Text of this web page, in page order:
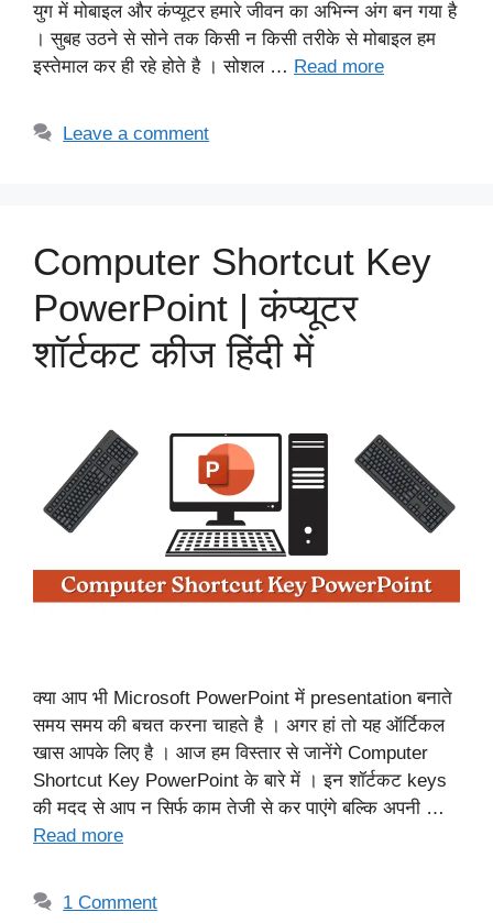
युग में मोबाइल और कंप्यूटर हमारे जीवन का अभिन्न अंग बन गया है
। सुबह उठने से सोने तक किसी न किसी तरीके से मोबाइल हम
इस्तेमाल कर ही रहे होते है । सोशल … Read more
Leave a comment
Computer Shortcut Key
PowerPoint | कंप्यूटर
शॉर्टकट कीज हिंदी में
क्या आप भी Microsoft PowerPoint में presentation बनाते
समय समय की बचत करना चाहते है । अगर हां तो यह ऑर्टिकल
खास आपके लिए है । आज हम विस्तार से जानेंगे Computer
Shortcut Key PowerPoint के बारे में । इन शॉर्टकट keys
की मदद से आप न सिर्फ काम तेजी से कर पाएंगे बल्कि अपनी …
Read more
1 Comment